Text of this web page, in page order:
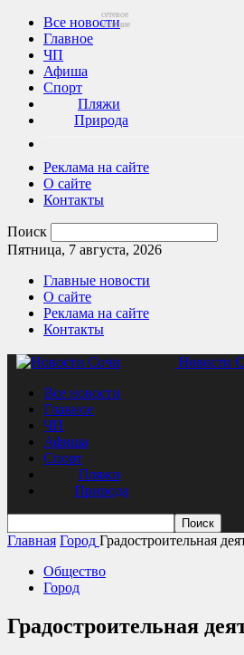
Все новости
Главное
ЧП
Афиша
Спорт
Пляжи
Природа
Реклама на сайте
О сайте
Контакты
Поиск
Пятница, 7 августа, 2026
Главные новости
О сайте
Реклама на сайте
Контакты
Новости
сетевое
издание
Все новости
Главное
ЧП
Афиша
Спорт
Пляжи
Природа
Главная Город Градостроительная
Общество
Город
Градостроительная